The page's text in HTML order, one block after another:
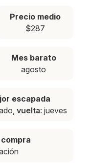
Precio medio
$287
Mes barato
agosto
escapada
vuelta: jueves